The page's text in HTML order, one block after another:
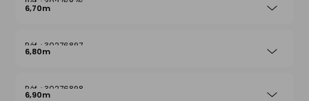
6,70m
30276897
6,80m
30276898
6,90m